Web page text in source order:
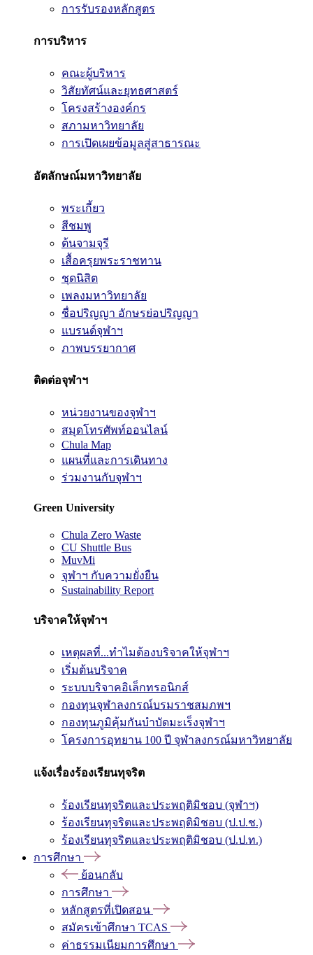
การรับรองหลักสูตร
การบริหาร
คณะผู้บริหาร
วิสัยทัศน์และยุทธศาสตร์
โครงสร้างองค์กร
สภามหาวิทยาลัย
การเปิดเผยข้อมูลสู่สาธารณะ
อัตลักษณ์มหาวิทยาลัย
พระเกี้ยว
สีชมพู
ต้นจามจุรี
เสื้อครุยพระราชทาน
ชุดนิสิต
เพลงมหาวิทยาลัย
ชื่อปริญญา อักษรย่อปริญญา
แบรนด์จุฬาฯ
ภาพบรรยากาศ
ติดต่อจุฬาฯ
หน่วยงานของจุฬาฯ
สมุดโทรศัพท์ออนไลน์
Chula Map
แผนที่และการเดินทาง
ร่วมงานกับจุฬาฯ
Green University
Chula Zero Waste
CU Shuttle Bus
MuvMi
จุฬาฯ กับความยั่งยืน
Sustainability Report
บริจาคให้จุฬาฯ
เหตุผลที่...ทำไมต้องบริจาคให้จุฬาฯ
เริ่มต้นบริจาค
ระบบบริจาคอิเล็กทรอนิกส์
กองทุนจุฬาลงกรณ์บรมราชสมภพฯ
กองทุนภูมิคุ้มกันบำบัดมะเร็งจุฬาฯ
โครงการอุทยาน 100 ปี จุฬาลงกรณ์มหาวิทยาลัย
แจ้งเรื่องร้องเรียนทุจริต
ร้องเรียนทุจริตและประพฤติมิชอบ (จุฬาฯ)
ร้องเรียนทุจริตและประพฤติมิชอบ (ป.ป.ช.)
ร้องเรียนทุจริตและประพฤติมิชอบ (ป.ป.ท.)
การศึกษา
ย้อนกลับ
การศึกษา
หลักสูตรที่เปิดสอน
สมัครเข้าศึกษา TCAS
ค่าธรรมเนียมการศึกษา